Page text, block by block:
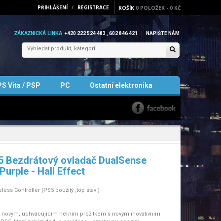
PŘIHLÁŠENÍ / REGISTRACE KOŠÍK 0 POLOŽEK - 0 KČ
ZÁKAZNICKÁ LINKA +420 222 524 483 , 602 846 421 NAPIŠTE NÁM
Vita / PSP PC Ostatní elektronika
Bezdrátový ovladač DualSense
- Hall Effect
Controller (PS5 použitý ,top stav )
uchvacujícím herním prožitkem s novým inovativním